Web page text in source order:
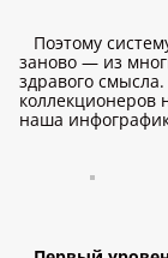
Поэтому
заново — из
здравого
коллекционеров
наша